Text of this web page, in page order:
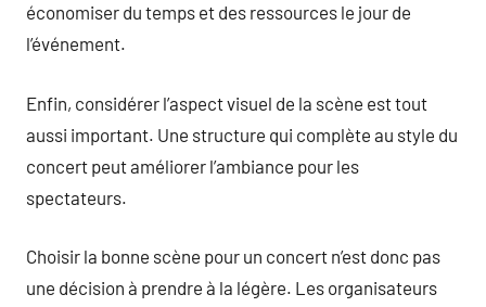
économiser du temps et des ressources le jour de
l’événement.
Enfin, considérer l’aspect visuel de la scène est tout
aussi important. Une structure qui complète au style du
concert peut améliorer l’ambiance pour les
spectateurs.
Choisir la bonne scène pour un concert n’est donc pas
une décision à prendre à la légère. Les organisateurs